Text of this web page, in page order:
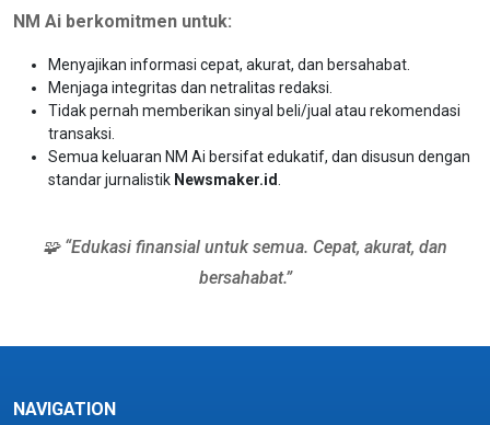
NM Ai berkomitmen untuk:
Menyajikan informasi cepat, akurat, dan bersahabat.
Menjaga integritas dan netralitas redaksi.
Tidak pernah memberikan sinyal beli/jual atau rekomendasi
transaksi.
Semua keluaran NM Ai bersifat edukatif, dan disusun dengan
standar jurnalistik Newsmaker.id
🧩 “Edukasi finansial untuk semua. Cepat, akurat, dan
bersahabat.”
NAVIGATION